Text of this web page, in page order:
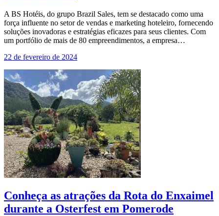
A BS Hotéis, do grupo Brazil Sales, tem se destacado como uma
força influente no setor de vendas e marketing hoteleiro, fornecendo
soluções inovadoras e estratégias eficazes para seus clientes. Com
um portfólio de mais de 80 empreendimentos, a empresa…
22 de fevereiro de 2024
Conheça as atrações da Rota do Enxaimel
durante a Osterfest em Pomerode